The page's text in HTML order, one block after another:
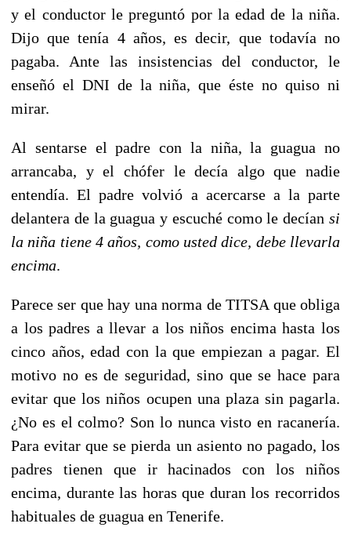
y el conductor le preguntó por la edad de la niña.
Dijo que tenía 4 años, es decir, que todavía no
pagaba. Ante las insistencias del conductor, le
enseñó el DNI de la niña, que éste no quiso ni
mirar.
Al sentarse el padre con la niña, la guagua no
arrancaba, y el chófer le decía algo que nadie
entendía. El padre volvió a acercarse a la parte
delantera de la guagua y escuché como le decían si
la niña tiene 4 años, como usted dice, debe llevarla
encima.
Parece ser que hay una norma de TITSA que obliga
a los padres a llevar a los niños encima hasta los
cinco años, edad con la que empiezan a pagar. El
motivo no es de seguridad, sino que se hace para
evitar que los niños ocupen una plaza sin pagarla.
¿No es el colmo? Son lo nunca visto en racanería.
Para evitar que se pierda un asiento no pagado, los
padres tienen que ir hacinados con los niños
encima, durante las horas que duran los recorridos
habituales de guagua en Tenerife.